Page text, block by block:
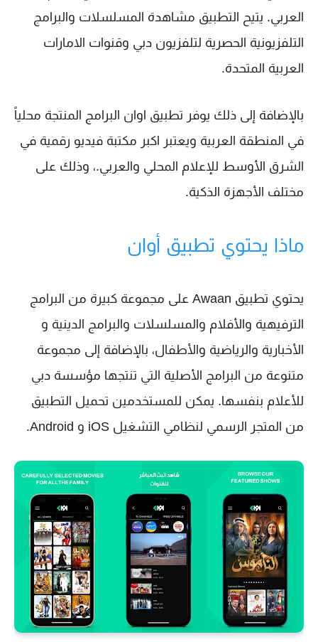
العربي. يتيح التطبيق مشاهدة المسلسلات والبرامج
التلفزيونية الحصرية لتلفزيون دبي وقنوات الامارات
العربية المتحدة.
بالإضافة إلى ذلك يوفر تطبيق اوان البرامج المنتجة محلياً
في المنطقة العربية ويعتبر اكبر مكتبة فيديو رقمية في
الشرق الأوسط للإعلام المحلي والعربي.، وذلك على
مختلف الأجهزة الذكية.
ماذا يحتوي تطبيق أوان
يحتوي تطبيق Awaan على مجموعة كبيرة من البرامج
الترفيهية والأفلام والمسلسلات والبرامج الدينية و
الأخبارية والرياضية والأطفال، بالإضافة إلى مجموعة
متنوعة من البرامج الأصلية التي تنتجها مؤسسة دبي
للأعلام بنفسها. يمكن للمستخدمين تحميل التطبيق
من المتجر الرسمي لنظامي التشغيل iOS و Android.